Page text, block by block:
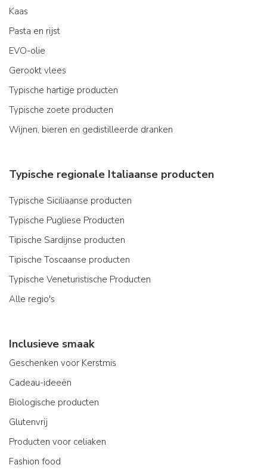
Kaas
Pasta en rijst
EVO-olie
Gerookt vlees
Typische hartige producten
Typische zoete producten
Wijnen, bieren en gedistilleerde dranken
Typische regionale Italiaanse producten
Typische Siciliaanse producten
Typische Pugliese Producten
Tipische Sardijnse producten
Tipische Toscaanse producten
Typische Veneturistische Producten
Alle regio's
Inclusieve smaak
Geschenken voor Kerstmis
Cadeau-ideeën
Biologische producten
Glutenvrij
Producten voor celiaken
Fashion food